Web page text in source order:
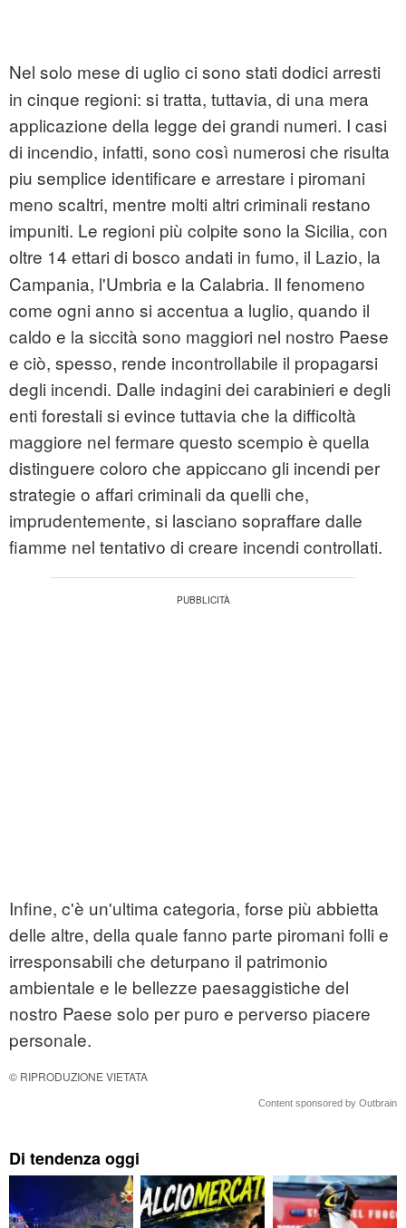
Nel solo mese di uglio ci sono stati dodici arresti
in cinque regioni: si tratta, tuttavia, di una mera
applicazione della legge dei grandi numeri. I casi
di incendio, infatti, sono così numerosi che risulta
piu semplice identificare e arrestare i piromani
meno scaltri, mentre molti altri criminali restano
impuniti. Le regioni più colpite sono la Sicilia, con
oltre 14 ettari di bosco andati in fumo, il Lazio, la
Campania, l'Umbria e la Calabria. Il fenomeno
come ogni anno si accentua a luglio, quando il
caldo e la siccità sono maggiori nel nostro Paese
e ciò, spesso, rende incontrollabile il propagarsi
degli incendi. Dalle indagini dei carabinieri e degli
enti forestali si evince tuttavia che la difficoltà
maggiore nel fermare questo scempio è quella
distinguere coloro che appiccano gli incendi per
strategie o affari criminali da quelli che,
imprudentemente, si lasciano sopraffare dalle
fiamme nel tentativo di creare incendi controllati.
Infine, c'è un'ultima categoria, forse più abbietta
delle altre, della quale fanno parte piromani folli e
irresponsabili che deturpano il patrimonio
ambientale e le bellezze paesaggistiche del
nostro Paese solo per puro e perverso piacere
personale.
© RIPRODUZIONE VIETATA
Content sponsored by Outbrain
Di tendenza oggi